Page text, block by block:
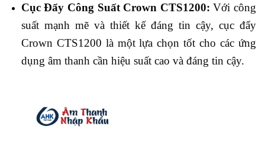
Cục Đẩy Công Suất Crown CTS1200: Với công
suất mạnh mẽ và thiết kế đáng tin cậy, cục đẩy
Crown CTS1200 là một lựa chọn tốt cho các ứng
dụng âm thanh cần hiệu suất cao và đáng tin cậy.